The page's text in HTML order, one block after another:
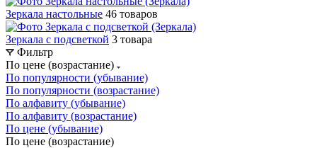
Зеркала настольные 46 товаров
Зеркала с подсветкой 3 товара
Фильтр
По цене (возрастание)
По популярности (убывание)
По популярности (возрастание)
По алфавиту (убывание)
По алфавиту (возрастание)
По цене (убывание)
По цене (возрастание)